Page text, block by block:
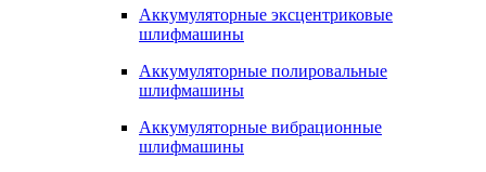
Аккумуляторные эксцентриковые
шлифмашины
Аккумуляторные полировальные
шлифмашины
Аккумуляторные вибрационные
шлифмашины